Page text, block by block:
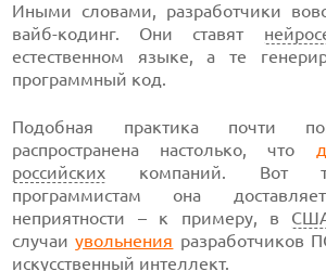
Иными словами, разработчики
вайб-кодинг. Они ставят
естественном языке, а те
программный код.
Подобная практика почти
распространена настолько, что
российских компаний. Вот
программистам она
неприятности – к примеру, в
случаиувольнения разработчиков
искусственный интеллект.